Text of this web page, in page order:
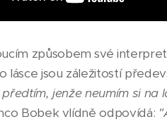
způsobem své
lásce jsou záležitostí
jenže neumím si na
Bobek vlídně odpovídá: